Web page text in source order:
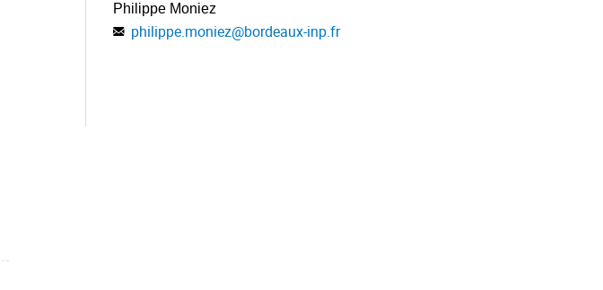
Philippe Moniez
philippe.moniez@bordeaux-inp.fr